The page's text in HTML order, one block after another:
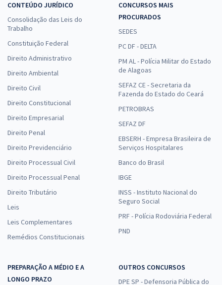
CONTEÚDO JURÍDICO
Consolidação das Leis do
Trabalho
Constituição Federal
Direito Administrativo
Direito Ambiental
Direito Civil
Direito Constitucional
Direito Empresarial
Direito Penal
Direito Previdenciário
Direito Processual Civil
Direito Processual Penal
Direito Tributário
Leis
Leis Complementares
Remédios Constitucionais
CONCURSOS MAIS
PROCURADOS
SEDES
PC DF - DELTA
PM AL - Polícia Militar do Estado
de Alagoas
SEFAZ CE - Secretaria da
Fazenda do Estado do Ceará
PETROBRAS
SEFAZ DF
EBSERH - Empresa Brasileira de
Serviços Hospitalares
Banco do Brasil
IBGE
INSS - Instituto Nacional do
Seguro Social
PRF - Polícia Rodoviária Federal
PND
PREPARAÇÃO A MÉDIO E A
LONGO PRAZO
OUTROS CONCURSOS
DPE SP - Defensoria Pública do